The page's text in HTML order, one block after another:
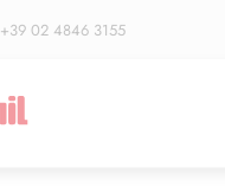
+39 02 4846 3155